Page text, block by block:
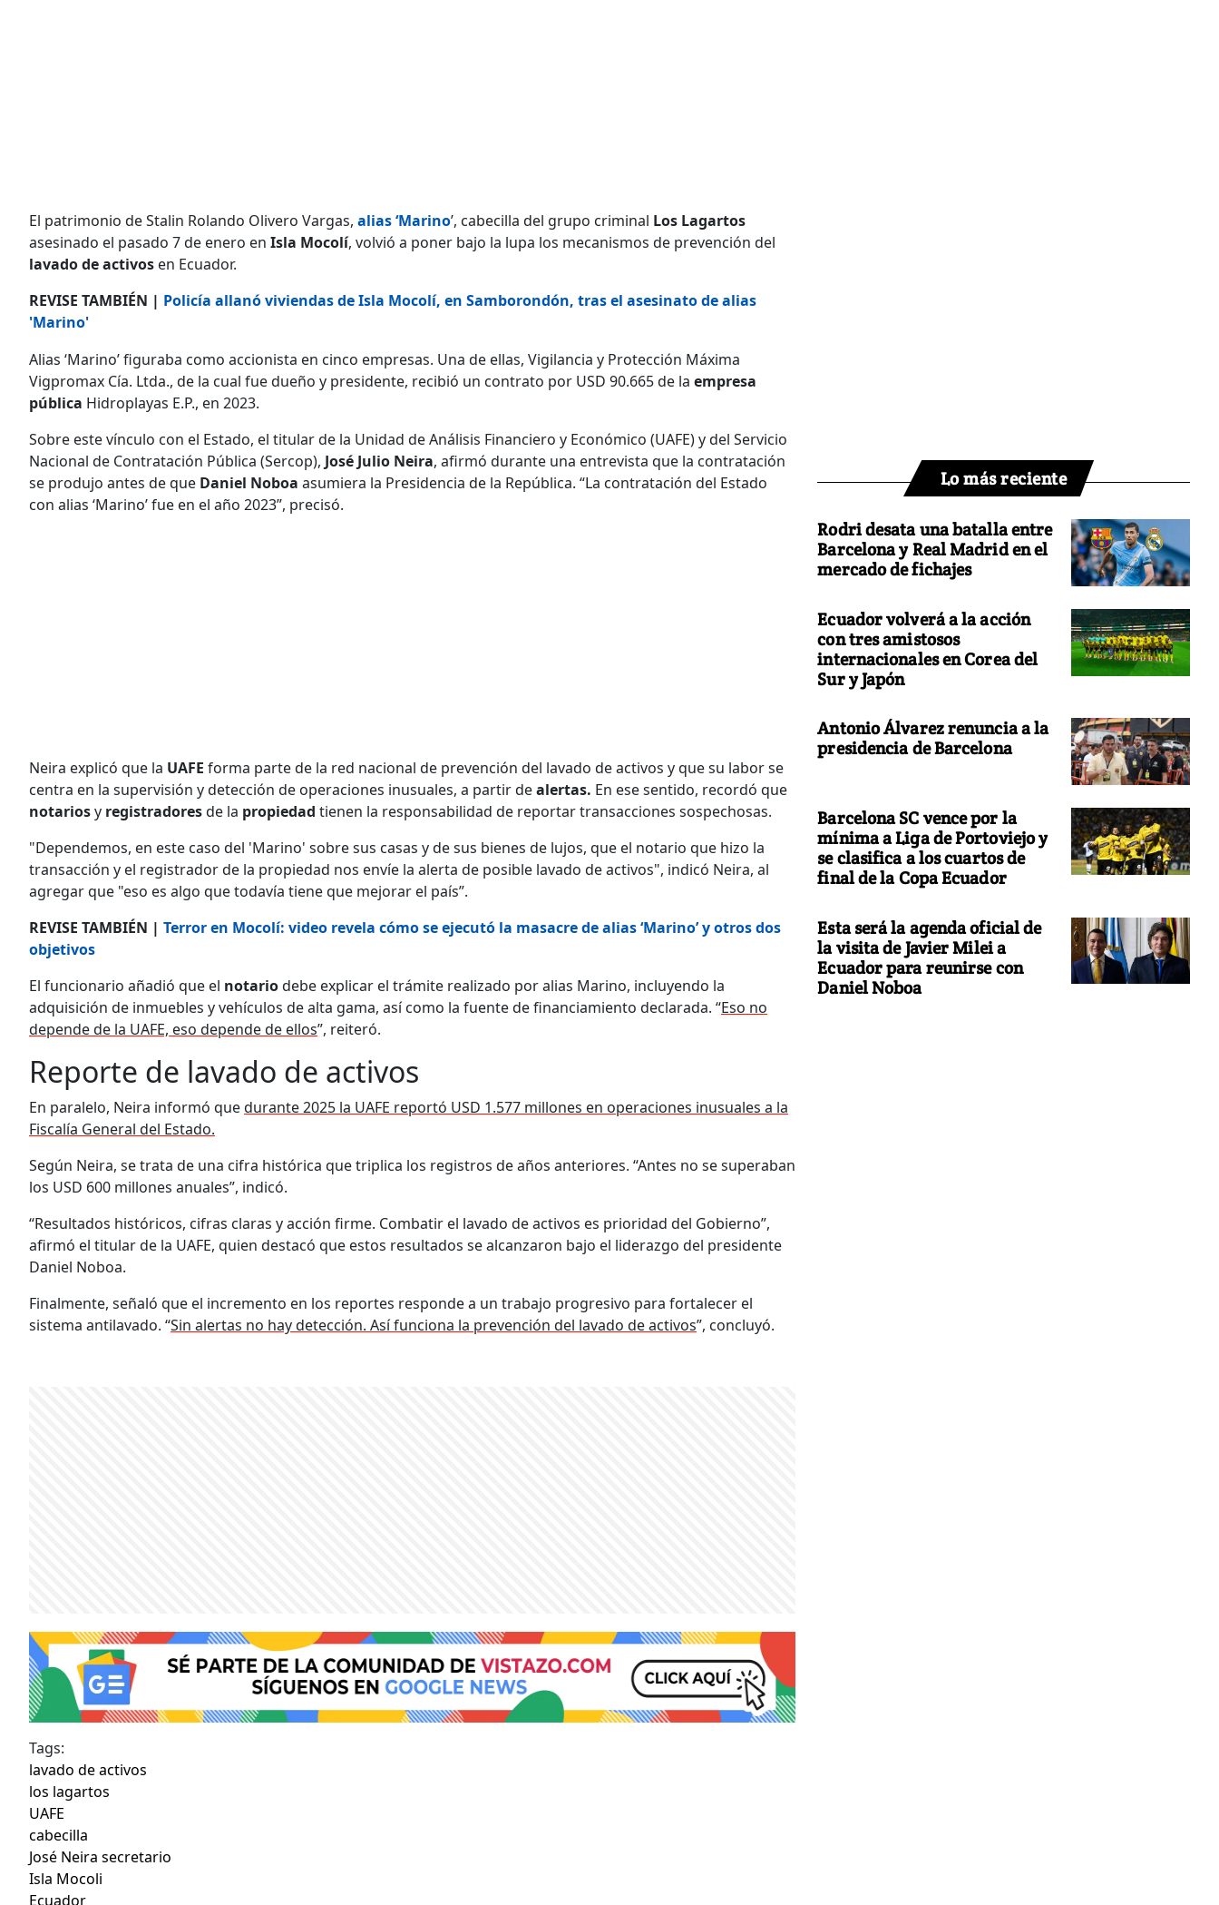
El patrimonio de Stalin Rolando Olivero Vargas, alias ‘Marino’, cabecilla del grupo criminal Los Lagartos
asesinado el pasado 7 de enero en Isla Mocolí, volvió a poner bajo la lupa los mecanismos de prevención del
lavado de activos en Ecuador.
REVISE TAMBIÉN | Policía allanó viviendas de Isla Mocolí, en Samborondón, tras el asesinato de alias
'Marino'
Alias ‘Marino’ figuraba como accionista en cinco empresas. Una de ellas, Vigilancia y Protección Máxima
Vigpromax Cía. Ltda., de la cual fue dueño y presidente, recibió un contrato por USD 90.665 de la empresa
pública Hidroplayas E.P., en 2023.
Sobre este vínculo con el Estado, el titular de la Unidad de Análisis Financiero y Económico (UAFE) y del Servicio
Nacional de Contratación Pública (Sercop), José Julio Neira, afirmó durante una entrevista que la contratación
se produjo antes de que Daniel Noboa asumiera la Presidencia de la República. “La contratación del Estado
con alias ‘Marino’ fue en el año 2023”, precisó.
Neira explicó que la UAFE forma parte de la red nacional de prevención del lavado de activos y que su labor se
centra en la supervisión y detección de operaciones inusuales, a partir dealertas. En ese sentido, recordó que
notariosy registradoresde la propiedad tienen la responsabilidad de reportar transacciones sospechosas.
"Dependemos, en este caso del 'Marino' sobre sus casas y de sus bienes de lujos, que el notario que hizo la
transacción y el registrador de la propiedad nos envíe la alerta de posible lavado de activos", indicó Neira, al
agregar que "eso es algo que todavía tiene que mejorar el país”.
REVISE TAMBIÉN | Terror en Mocolí: video revela cómo se ejecutó la masacre de alias ‘Marino’ y otros dos
objetivos
El funcionario añadió que el notariodebe explicar el trámite realizado por alias Marino, incluyendo la
adquisición de inmuebles y vehículos de alta gama, así como la fuente de financiamiento declarada. “Eso no
depende de la UAFE, eso depende de ellos”, reiteró.
Reporte de lavado de activos
En paralelo, Neira informó quedurante 2025 la UAFE reportó USD 1.577 millones en operaciones inusuales a la
Fiscalía General del Estado.
Según Neira, se trata de una cifra histórica que triplica los registros de años anteriores. “Antes no se superaban
los USD 600 millones anuales”, indicó.
“Resultados históricos, cifras claras y acción firme. Combatir el lavado de activos es prioridad del Gobierno”,
afirmó el titular de la UAFE, quien destacó que estos resultados se alcanzaron bajo el liderazgo del presidente
Daniel Noboa.
Finalmente, señaló que el incremento en los reportes responde a un trabajo progresivo para fortalecer el
sistema antilavado. “Sin alertas no hay detección. Así funciona la prevención del lavado de activos”, concluyó.
Tags:
lavado de activos
los lagartos
UAFE
cabecilla
José Neira secretario
Isla Mocoli
Ecuador
Lo más reciente
Rodri desata una batalla entre
Barcelona y Real Madrid en el
mercado de fichajes
Ecuador volverá a la acción
con tres amistosos
internacionales en Corea del
Sur y Japón
Antonio Álvarez renuncia a la
presidencia de Barcelona
Barcelona SC vence por la
mínima a Liga de Portoviejo y
se clasifica a los cuartos de
final de la Copa Ecuador
Esta será la agenda oficial de
la visita de Javier Milei a
Ecuador para reunirse con
Daniel Noboa